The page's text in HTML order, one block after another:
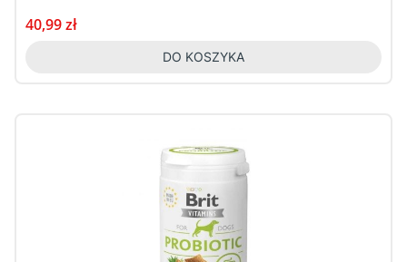
Cena
40,99 zł
DO KOSZYKA